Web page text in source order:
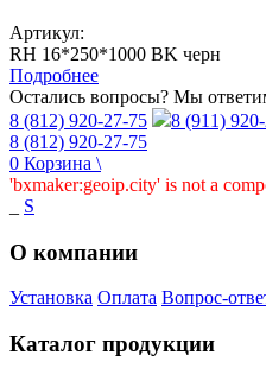
Артикул:
RH 16*250*1000 BK черн
Подробнее
Остались вопросы? Мы
8 (812) 920-27-75
8 (911)
8 (812) 920-27-75
0 Корзина \
'bxmaker:geoip.city' is not a
S
О компании
Установка Оплата Вопрос-
Каталог продукции